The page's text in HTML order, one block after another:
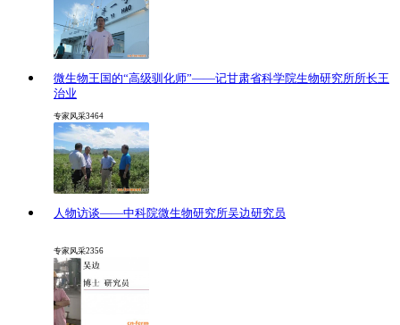
微生物王国的“高级驯化师”——记甘肃省科学院生物研究所所长王
治业
专家风采3464
人物访谈——中科院微生物研究所吴边研究员
专家风采2356